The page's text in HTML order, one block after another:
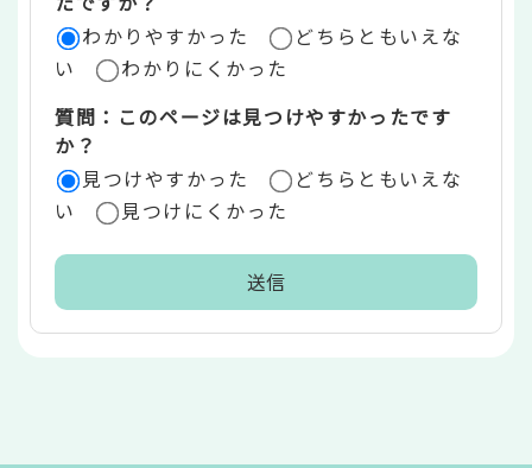
ア
わかりやすかった
どちらともいえな
い
わかりにくかった
質問：このページは見つけやすかったです
か？
見つけやすかった
どちらともいえな
い
見つけにくかった
で